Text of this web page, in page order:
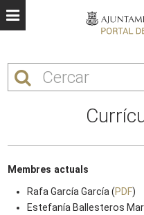
Membres actuals
Rafa García García (PDF)
Estefanía Ballesteros